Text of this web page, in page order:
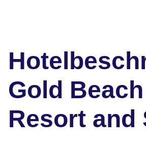
Gold Beach
Resort and